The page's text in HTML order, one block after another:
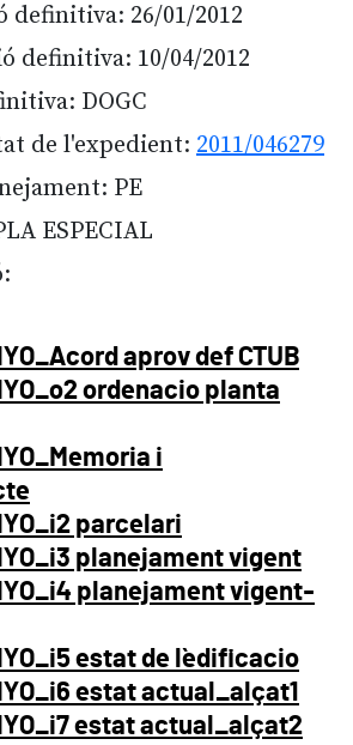
definitiva: 26/01/2012
definitiva: 10/04/2012
DOGC
de l'expedient: 2011/046279
PE
ESPECIAL
aprov def CTUB
ordenacio planta
i
parcelari
planejament vigent
planejament vigent-
estat de l`edificacio
estat actual_alçat1
estat actual_alçat2